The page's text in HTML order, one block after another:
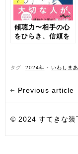
傾聴力〜相手の心
をひらき、信頼を
タグ: 2024年 • いわしま
Previous article
© 2024 すてきな